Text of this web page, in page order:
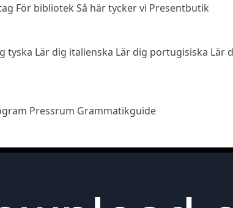
För bibliotek Så här tycker vi Presentbutik
tyska Lär dig italienska Lär dig portugisiska Lär
Pressrum Grammatikguide